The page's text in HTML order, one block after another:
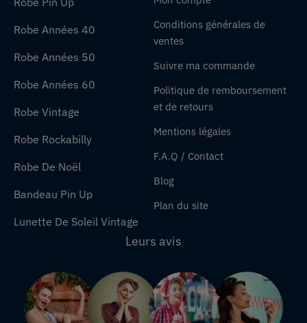
Robe Années 40
Robe Années 50
Robe Années 60
Robe Vintage
Robe Rockabilly
Robe De Noël
Bandeau Pin Up
Lunette De Soleil Vintage
Conditions générales de
ventes
Suivre ma commande
Politique de remboursement
et de retours
Mentions légales
F.A.Q / Contact
Blog
Plan du site
Leurs avis